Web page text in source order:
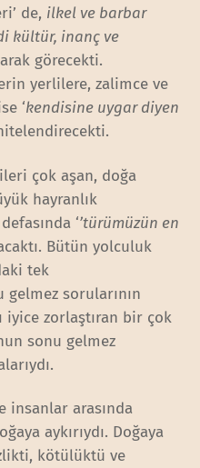
de, ilkel ve barbar
kültür, inanç ve
görecekti.
yerlilere, zalimce ve
‘kendisine uygar diyen
çok aşan, doğa
hayranlık
‘’türümüzün en
Bütün yolculuk
tek
gelmez sorularının
iyice zorlaştıran bir çok
sonu gelmez
insanlar arasında
aykırıydı. Doğaya
kötülüktü ve